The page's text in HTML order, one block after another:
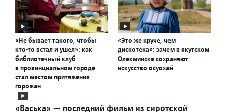
«Не бывает такого, чтобы
кто-то встал и ушел»: как
библиотечный клуб
в провинциальном городе
стал местом притяжения
горожан
«Это же круче, чем
дискотека»: зачем в якутском
Олекминске сохраняют
искусство осуохай
«Васька» — последний фильм из сиротской